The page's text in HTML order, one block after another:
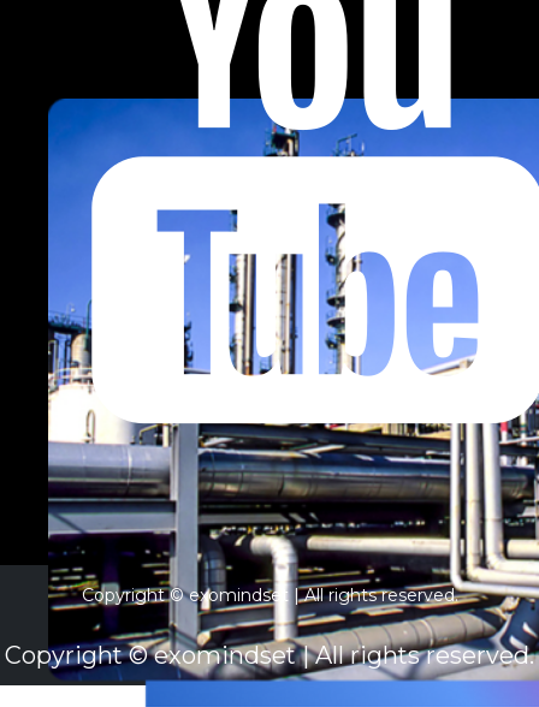
Copyright © exomindset | All rights reserved.
Copyright © exomindset | All rights reserved.